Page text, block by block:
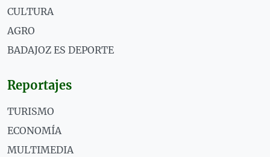
CULTURA
AGRO
BADAJOZ ES DEPORTE
Reportajes
TURISMO
ECONOMÍA
MULTIMEDIA